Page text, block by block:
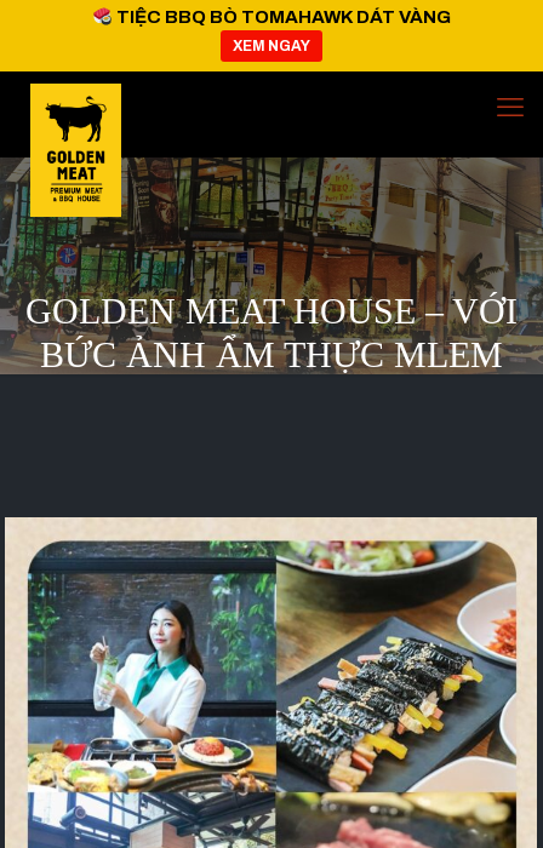
GOLDEN MEAT HOUSE – VỚI
BỨC ẢNH ẨM THỰC MLEM
TIỆC BBQ BÒ TOMAHAWK DÁT VÀNG
XEM NGAY